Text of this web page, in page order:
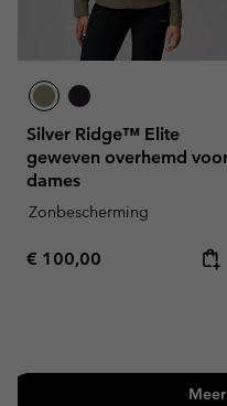
Silver Ridge™ Elite
geweven overhemd
dames
Zonbescherming
Regular price:
€ 100,00